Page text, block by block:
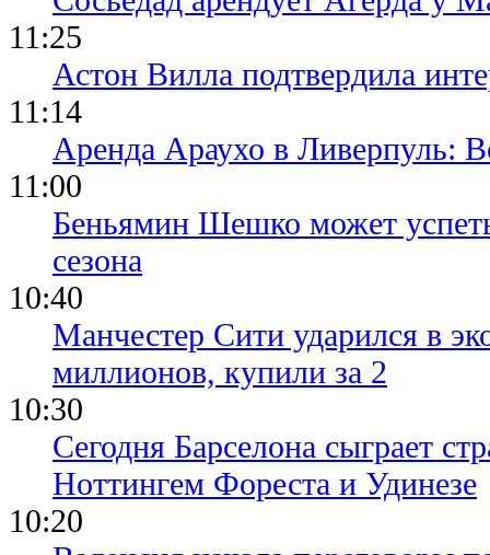
11:25
Астон Вилла подтвердила
11:14
Аренда Араухо в Ливерпуль:
11:00
Беньямин Шешко может
сезона
10:40
Манчестер Сити ударился в
миллионов, купили за 2
10:30
Сегодня Барселона сыграет
Ноттингем Фореста и Удинезе
10:20